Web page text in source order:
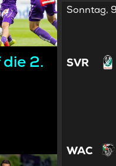
2.
Sonntag,
SVR
WAC